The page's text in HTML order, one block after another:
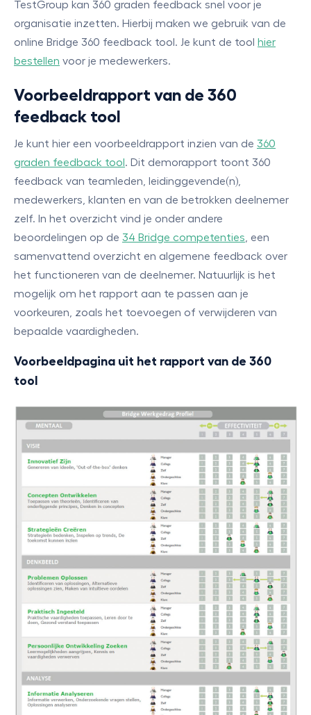
TestGroup kan 360 graden feedback snel voor je
organisatie inzetten. Hierbij maken we gebruik van de
online Bridge 360 feedback tool. Je kunt de tool
hier
bestellen voor je medewerkers.
Voorbeeldrapport van de 360
feedback tool
Je kunt hier een voorbeeldrapport inzien van de 360
graden feedback tool . Dit demorapport toont 360
feedback van teamleden, leidinggevende(n),
medewerkers, klanten en van de betrokken deelnemer
zelf. In het overzicht vind je onder andere
beoordelingen op de 34 Bridge competenties , een
samenvattend overzicht en algemene feedback over
het functioneren van de deelnemer. Natuurlijk is het
mogelijk om het rapport aan te passen aan je
voorkeuren, zoals het toevoegen of verwijderen van
bepaalde vaardigheden.
Voorbeeldpagina uit het rapport van de 360
tool